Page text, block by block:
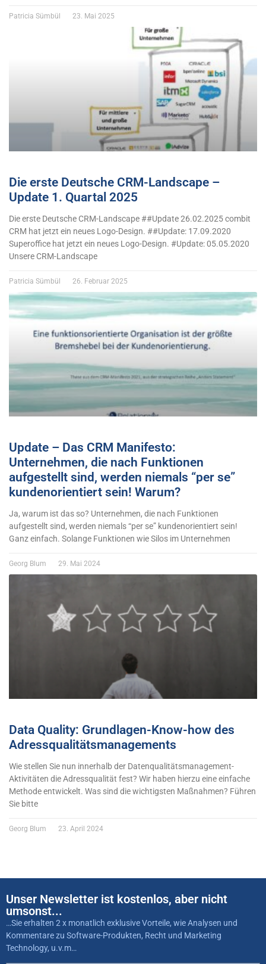
Patricia Sümbül 23. Mai 2025
Die erste Deutsche CRM-Landscape –
Update 1. Quartal 2025
Die erste Deutsche CRM-Landscape ##Update 26.02.2025 combit
CRM hat jetzt ein neues Logo-Design. ##Update: 17.09.2020
Superoffice hat jetzt ein neues Logo-Design. #Update: 05.05.2020
Unsere CRM-Landscape
Patricia Sümbül 26. Februar 2025
Update – Das CRM Manifesto:
Unternehmen, die nach Funktionen
aufgestellt sind, werden niemals “per se”
kundenorientiert sein! Warum?
Ja, warum ist das so? Unternehmen, die nach Funktionen
aufgestellt sind, werden niemals “per se” kundenorientiert sein!
Ganz einfach. Solange Funktionen wie Silos im Unternehmen
Georg Blum 29. Mai 2024
Data Quality: Grundlagen-Know-how des
Adressqualitätsmanagements
Wie stellen Sie nun innerhalb der Datenqualitätsmanagement-
Aktivitäten die Adressqualität fest? Wir haben hierzu eine einfache
Methode entwickelt. Was sind die wichtigsten Maßnahmen? Führen
Sie bitte
Georg Blum 23. April 2024
Unser Newsletter ist kostenlos, aber nicht
umsonst...
…Sie erhalten 2 x monatlich exklusive Vorteile, wie Analysen und
Kommentare zu Software-Produkten, Recht und Marketing
Technology, u.v.m…